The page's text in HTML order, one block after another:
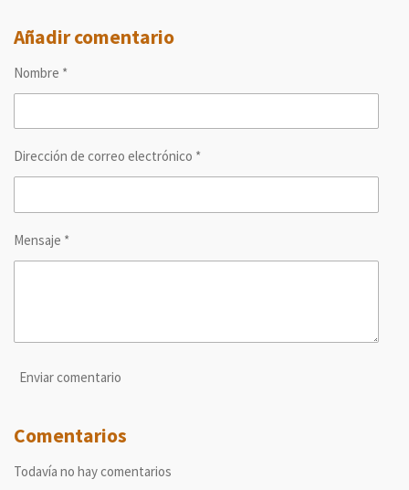
p
a
t
p
a
p
a
p
a
Añadir comentario
Nombre *
Dirección de correo electrónico *
Mensaje *
Enviar comentario
Comentarios
Todavía no hay comentarios